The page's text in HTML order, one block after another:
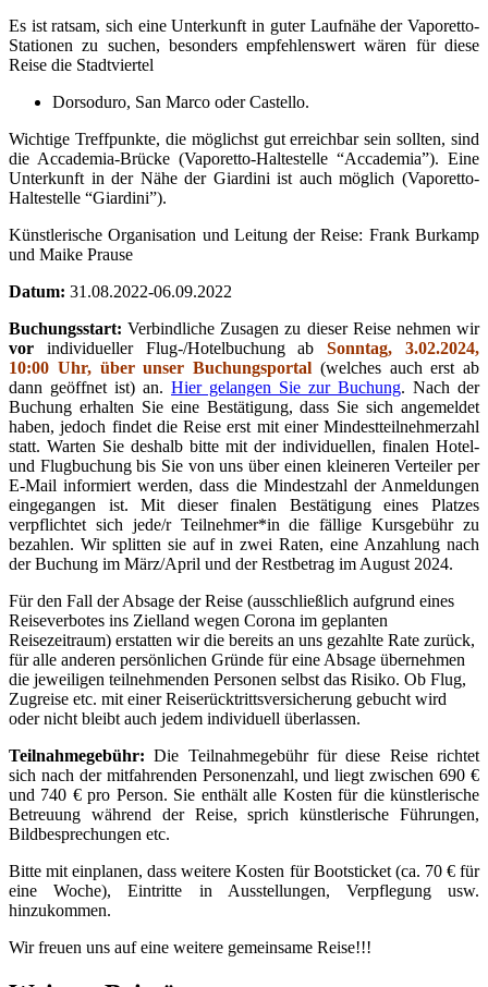
Es ist ratsam, sich eine Unterkunft in guter Laufnähe der Vaporetto-
Stationen zu suchen, besonders empfehlenswert wären für diese
Reise die Stadtviertel
Dorsoduro, San Marco oder Castello.
Wichtige Treffpunkte, die möglichst gut erreichbar sein sollten, sind
die Accademia-Brücke (Vaporetto-Haltestelle “Accademia”). Eine
Unterkunft in der Nähe der Giardini ist auch möglich (Vaporetto-
Haltestelle “Giardini”).
Künstlerische Organisation und Leitung der Reise: Frank Burkamp
und Maike Prause
Datum: 31.08.2022-06.09.2022
Buchungsstart: Verbindliche Zusagen zu dieser Reise nehmen wir
vor individueller Flug-/Hotelbuchung abSonntag, 3.02.2024,
10:00 Uhr, über unser Buchungsportal (welches auch erst ab
dann geöffnet ist) an. Hier gelangen Sie zur Buchung. Nach der
Buchung erhalten Sie eine Bestätigung, dass Sie sich angemeldet
haben, jedoch findet die Reise erst mit einer Mindestteilnehmerzahl
statt. Warten Sie deshalb bitte mit der individuellen, finalen Hotel-
und Flugbuchung bis Sie von uns über einen kleineren Verteiler per
E-Mail informiert werden, dass die Mindestzahl der Anmeldungen
eingegangen ist. Mit dieser finalen Bestätigung eines Platzes
verpflichtet sich jede/r Teilnehmer*in die fällige Kursgebühr zu
bezahlen. Wir splitten sie auf in zwei Raten, eine Anzahlung nach
der Buchung im März/April und der Restbetrag im August 2024.
Für den Fall der Absage der Reise (ausschließlich aufgrund eines
Reiseverbotes ins Zielland wegen Corona im geplanten
Reisezeitraum) erstatten wir die bereits an uns gezahlte Rate zurück,
für alle anderen persönlichen Gründe für eine Absage übernehmen
die jeweiligen teilnehmenden Personen selbst das Risiko. Ob Flug,
Zugreise etc. mit einer Reiserücktrittsversicherung gebucht wird
oder nicht bleibt auch jedem individuell überlassen.
Teilnahmegebühr: Die Teilnahmegebühr für diese Reise richtet
sich nach der mitfahrenden Personenzahl, und liegt zwischen 690 €
und 740 € pro Person. Sie enthält alle Kosten für die künstlerische
Betreuung während der Reise, sprich künstlerische Führungen,
Bildbesprechungen etc.
Bitte mit einplanen, dass weitere Kosten für Bootsticket (ca. 70 € für
eine Woche), Eintritte in Ausstellungen, Verpflegung usw.
hinzukommen.
Wir freuen uns auf eine weitere gemeinsame Reise!!!